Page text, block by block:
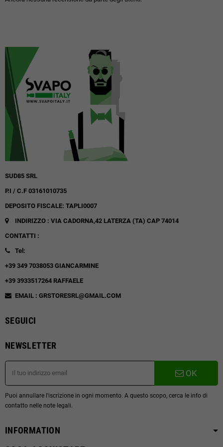
SUD85 SRL
P.I / C.F 03161010735
DEPOSITO FISCALE: TAPLI0007
INDIRIZZO : VIA CADORNA,42 LATERZA (TA) CAP 74014
CONTATTI :
Tel:
+39 349 7038053 GIANCARMINE
+39 3933517264 RAFFAELE
EMAIL : GRSTORESRL@GMAIL.COM
SEGUICI
NEWSLETTER
OK
Puoi annullare l'iscrizione in ogni momento. A questo scopo, cerca le info di
contatto nelle note legali.
INFORMATION